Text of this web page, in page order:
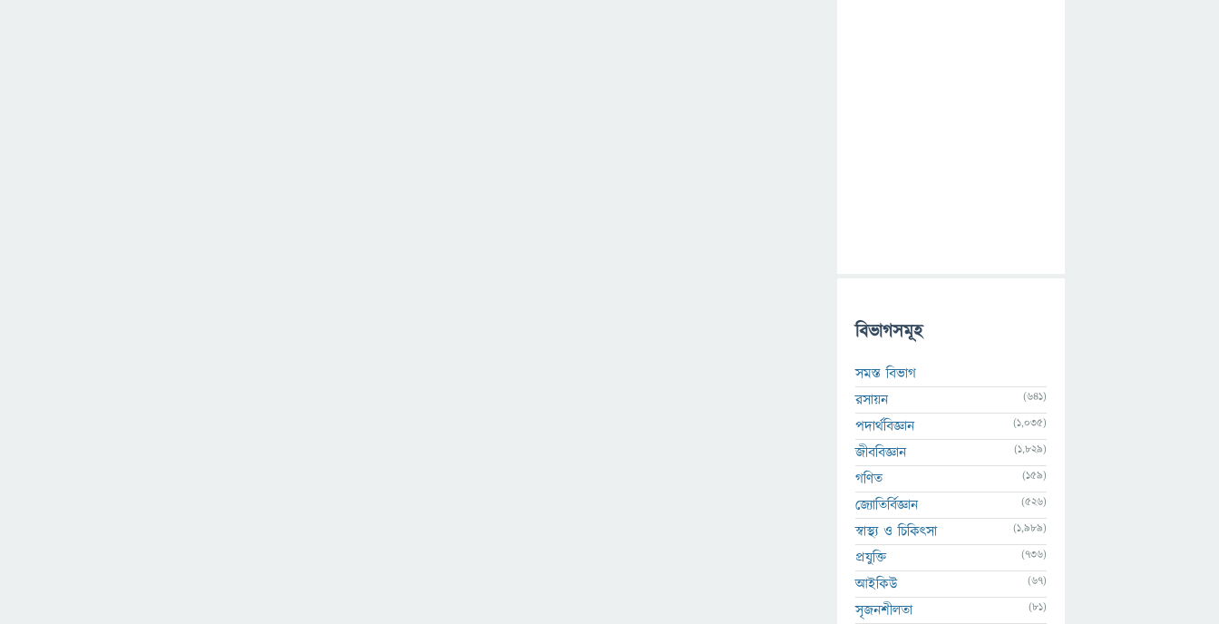
বিভাগসমূহ
সমস্ত বিভাগ
রসায়ন
(641)
পদার্থবিজ্ঞান (1,035)
জীববিজ্ঞান (1,829)
গণিত (159)
জ্যোতির্বিজ্ঞান (526)
স্বাস্থ্য ও চিকিৎসা (1,989)
প্রযুক্তি (736)
আইকিউ (67)
সৃজনশীলতা (81)